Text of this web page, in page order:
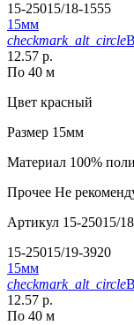
15-25015/18-1555
15мм
checkmark_alt_circle
12.57 р.
По 40 м
Цвет красный
Размер 15мм
Материал 100%
Прочее Не
Артикул 15-25015/
15-25015/19-3920
15мм
checkmark_alt_circle
12.57 р.
По 40 м